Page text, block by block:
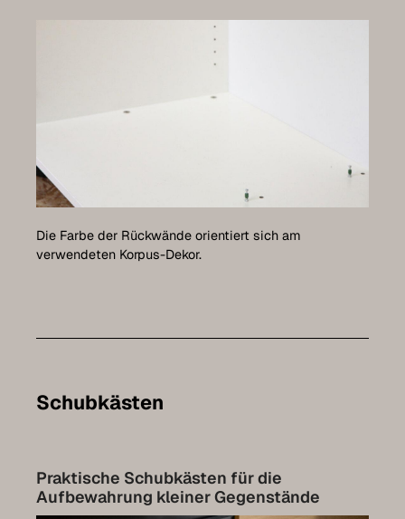
Die Farbe der Rückwände orientiert sich am
verwendeten Korpus-Dekor.
Schubkästen
Praktische Schubkästen für die
Aufbewahrung kleiner Gegenstände